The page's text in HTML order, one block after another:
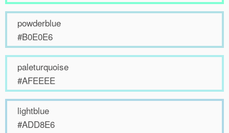
powderblue
#B0E0E6
paleturquoise
#AFEEEE
lightblue
#ADD8E6